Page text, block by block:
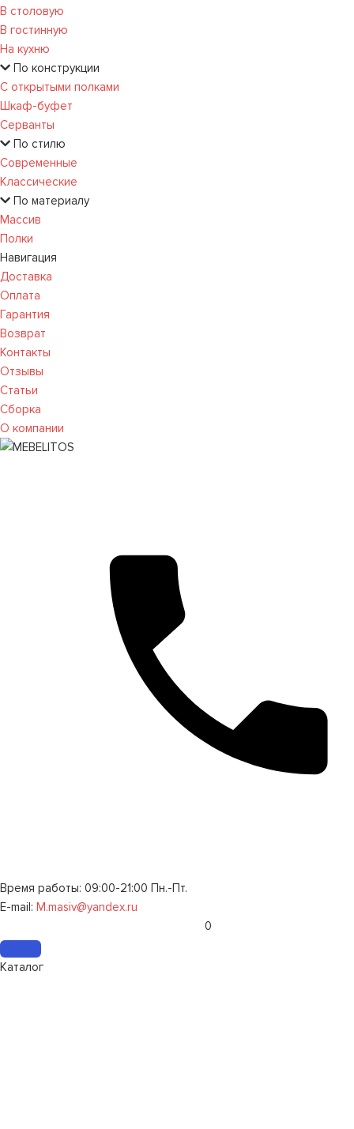
В столовую
В гостинную
На кухню
По конструкции
С открытыми полками
Шкаф-буфет
Серванты
По стилю
Современные
Классические
По материалу
Массив
Полки
Навигация
Доставка
Оплата
Гарантия
Возврат
Контакты
Отзывы
Статьи
Сборка
О компании
Время работы: 09:00-21:00 Пн.-Пт.
E-mail: M.masiv@yandex.ru
0
Каталог